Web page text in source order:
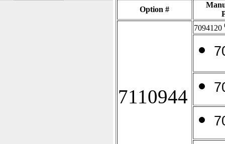
Option #
7110944
7094120